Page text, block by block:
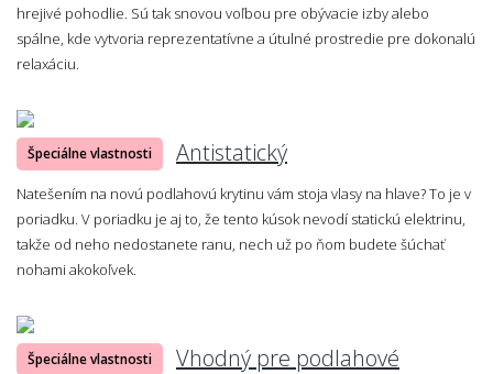
hrejivé pohodlie. Sú tak snovou voľbou pre obývacie izby alebo
spálne, kde vytvoria reprezentatívne a útulné prostredie pre dokonalú
relaxáciu.
Špeciálne vlastnosti Antistatický
Natešením na novú podlahovú krytinu vám stoja vlasy na hlave? To je v
poriadku. V poriadku je aj to, že tento kúsok nevodí statickú elektrinu,
takže od neho nedostanete ranu, nech už po ňom budete šúchať
nohami akokoľvek.
Špeciálne vlastnosti
Vhodný pre podlahové